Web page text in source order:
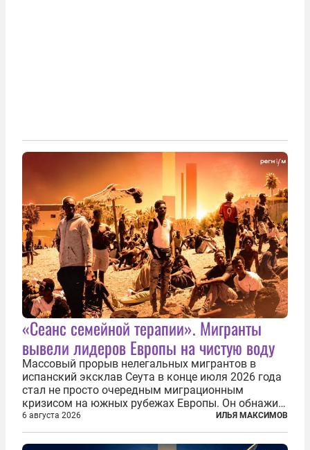
«Сеанс семейной терапии». Мигранты
вывели лидеров Европы на чистую воду
Массовый прорыв нелегальных мигрантов в
испанский эксклав Сеута в конце июля 2026 года
стал не просто очередным миграционным
кризисом на южных рубежах Европы. Он обнажил
фундаментальный раскол внутри Евросоюза,
продемонстрировав, что десятилетиями
выстраивавшаяся миграционная политика ЕС
6 августа 2026 ИЛЬЯ МАКСИМОВ